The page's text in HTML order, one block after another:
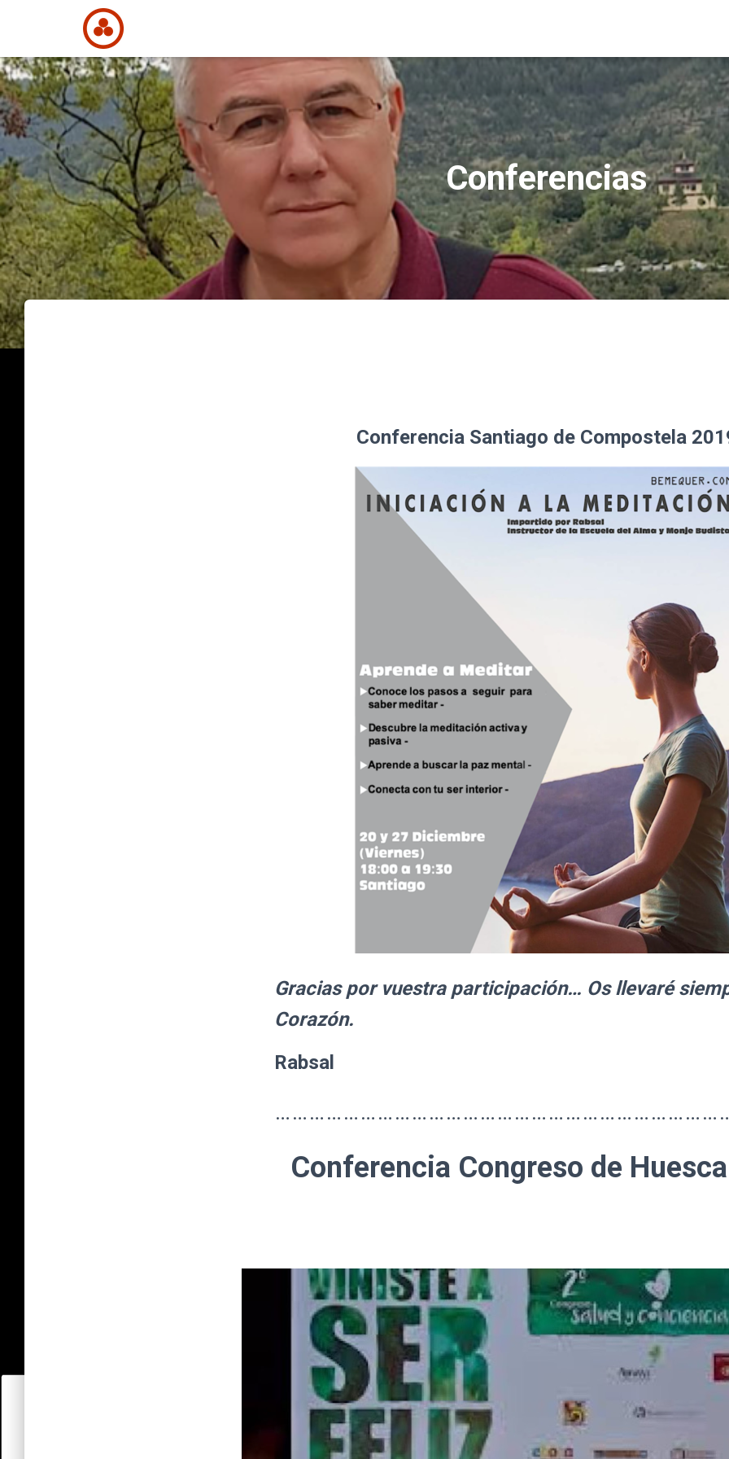
Conferencias
Conferencia Santiago de Compostela
Gracias por vuestra participación… Os llevaré
Corazón.
Rabsal
Conferencia Congreso de Huesca